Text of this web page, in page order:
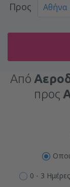
Προς
Από
προς
0 - 3 Ημέρες